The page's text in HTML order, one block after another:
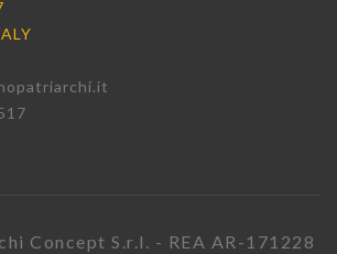
Concept S.r.l. - REA AR-171228